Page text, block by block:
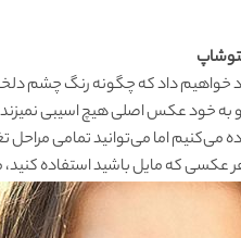
خواهیم داد که چگونه رنگ چشم
خود عکس اصلی هیچ اسیبی نمیزند
عکسی که مایل باشید استفاده